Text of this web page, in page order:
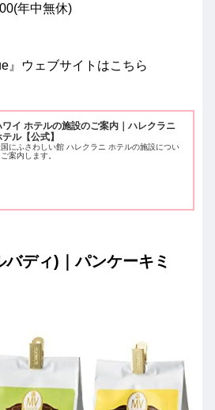
年中無休)
』ウェブサイトはこちら
ワイ ホテルの施設のご案内｜ハレクラニ
ル【公式】
にふさわしい館 ハレクラニ ホテルの施設につい
案内します。
ディ)｜パンケーキミ